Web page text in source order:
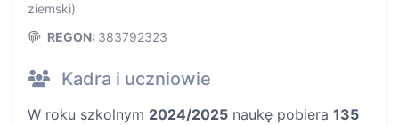
ziemski)
REGON: 383792323
Kadra i uczniowie
W roku szkolnym 2024/2025 naukę pobiera 135